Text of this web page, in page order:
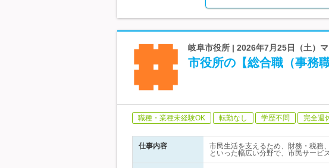
岐阜市役所 | 2026年7月25日（土）
市役所の【総合職（事務
職種・業種未経験OK 転勤なし 学歴不問 完全週
仕事内容
市民生活を支えるため、財務・税務
といった幅広い分野で、市民サービ